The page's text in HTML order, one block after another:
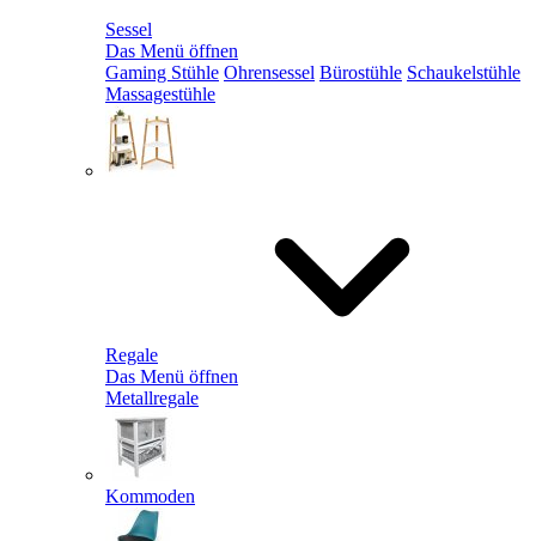
Sessel
Das Menü öffnen
Gaming Stühle Ohrensessel Bürostühle Schaukelstühle
Massagestühle
Regale
Das Menü öffnen
Metallregale
Kommoden